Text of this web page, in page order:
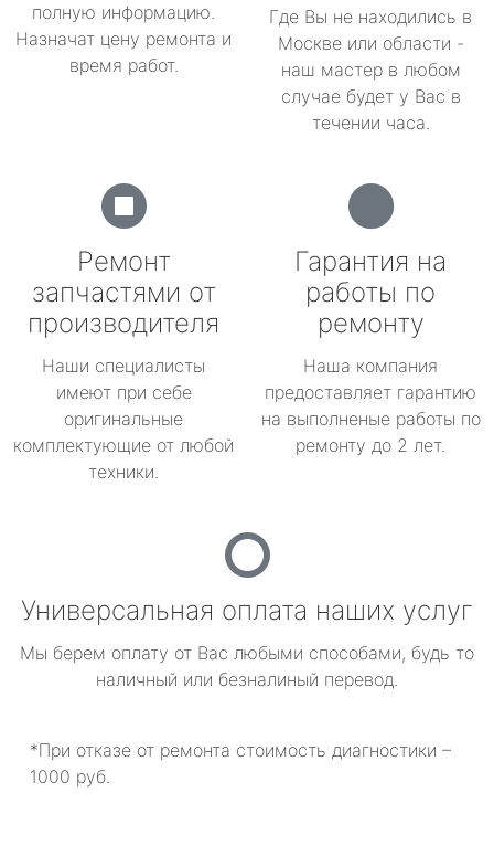
полную информацию.
Назначат цену ремонта и
время работ.
Где Вы не находились в
Москве или области -
наш мастер в любом
случае будет у Вас в
течении часа.
Ремонт
запчастями от
производителя
Наши специалисты
имеют при себе
оригинальные
комплектующие от любой
техники.
Гарантия на
работы по
ремонту
Наша компания
предоставляет гарантию
на выполненые работы по
ремонту до 2 лет.
Универсальная оплата наших услуг
Мы берем оплату от Вас любыми способами, будь то
наличный или безналиный перевод.
*При отказе от ремонта стоимость диагностики –
1000 руб.